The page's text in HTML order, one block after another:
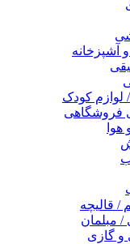
آشپزخانه
کودک
فروشگاهی
/ قالیچه
/ مبلمان
و گازی